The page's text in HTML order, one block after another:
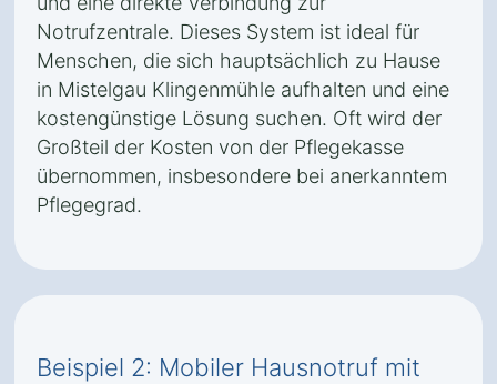
Notrufzentrale. Dieses System ist ideal für
Menschen, die sich hauptsächlich zu Hause
in Mistelgau Klingenmühle aufhalten und eine
kostengünstige Lösung suchen. Oft wird der
Großteil der Kosten von der Pflegekasse
übernommen, insbesondere bei anerkanntem
Pflegegrad.
Beispiel 2: Mobiler Hausnotruf mit